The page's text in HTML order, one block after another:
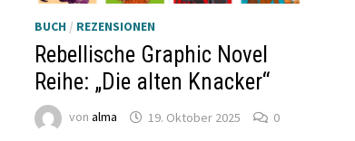
BUCH / REZENSIONEN
Rebellische Graphic Novel
Reihe: „Die alten Knacker“
vonalma 19. Oktober 2025 0